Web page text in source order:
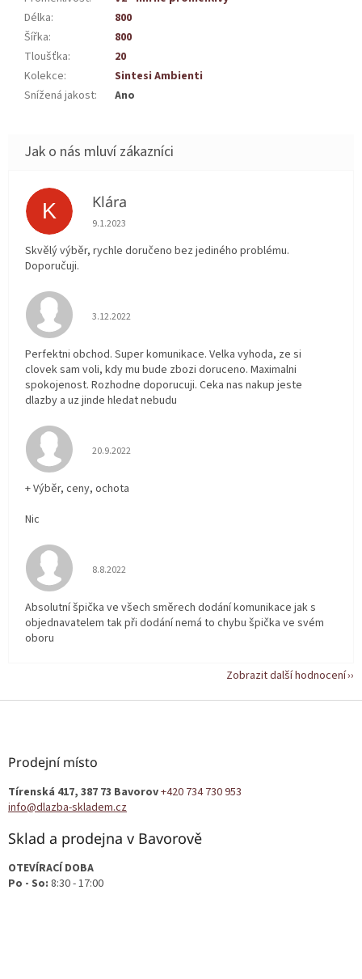
Délka:
800
Šířka:
800
Tloušťka:
20
Kolekce:
Sintesi Ambienti
Snížená jakost: Ano
K Klára
Hodnocení obchodu je 5 z 5 hvězdiček.
9.1.2023
Skvělý výběr, rychle doručeno bez jediného problému.
Doporučuji.
Hodnocení obchodu je 5 z 5 hvězdiček.
3.12.2022
Perfektni obchod. Super komunikace. Velka vyhoda, ze si
clovek sam voli, kdy mu bude zbozi doruceno. Maximalni
spokojenost. Rozhodne doporucuji. Ceka nas nakup jeste
dlazby a uz jinde hledat nebudu
Hodnocení obchodu je 5 z 5 hvězdiček.
20.9.2022
+ Výběr, ceny, ochota
Nic
Hodnocení obchodu je 5 z 5 hvězdiček.
8.8.2022
Absolutní špička ve všech směrech dodání komunikace jak s
objednavatelem tak při dodání nemá to chybu špička ve svém
oboru
Zobrazit další hodnocení
Z
Prodejní místo
Tírenská 417, 387 73 Bavorov+420 734 730 953
info@dlazba-skladem.cz
Sklad a prodejna v Bavorově
OTEVÍRACÍ DOBA
Po - So: 8:30 - 17:00